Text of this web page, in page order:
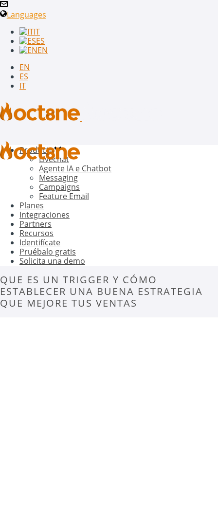
Languages
IT
ES
EN
EN
ES
IT
Producto
Livechat
Agente IA e Chatbot
Messaging
Campaigns
Feature Email
Planes
Integraciones
Partners
Recursos
Identifícate
Pruébalo gratis
Solicita una demo
QUE ES UN TRIGGER Y CÓMO
ESTABLECER UNA BUENA ESTRATEGIA
QUE MEJORE TUS VENTAS